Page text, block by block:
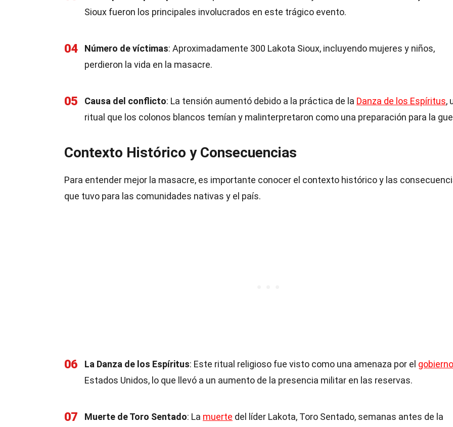
Sioux fueron los principales involucrados en este trágico evento.
04 Número de víctimas: Aproximadamente 300 Lakota Sioux, incluyendo mujeres y niños,
perdieron la vida en la masacre.
05 Causa del conflicto: La tensión aumentó debido a la práctica de la Danza de los Espíritus,
ritual que los colonos blancos temían y malinterpretaron como una preparación para la
Contexto Histórico y Consecuencias
Para entender mejor la masacre, es importante conocer el contexto histórico y las
que tuvo para las comunidades nativas y el país.
06 La Danza de los Espíritus: Este ritual religioso fue visto como una amenaza por el gobierno
Estados Unidos, lo que llevó a un aumento de la presencia militar en las reservas.
07 Muerte de Toro Sentado: La muerte del líder Lakota, Toro Sentado, semanas antes de la